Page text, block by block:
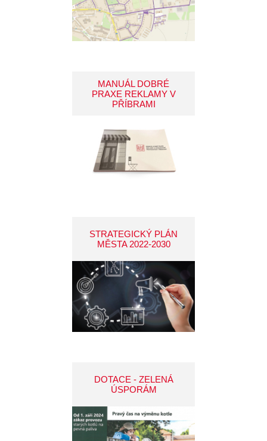
MANUÁL DOBRÉ
PRAXE REKLAMY V
PŘÍBRAMI
STRATEGICKÝ PLÁN
MĚSTA 2022-2030
DOTACE - ZELENÁ
ÚSPORÁM